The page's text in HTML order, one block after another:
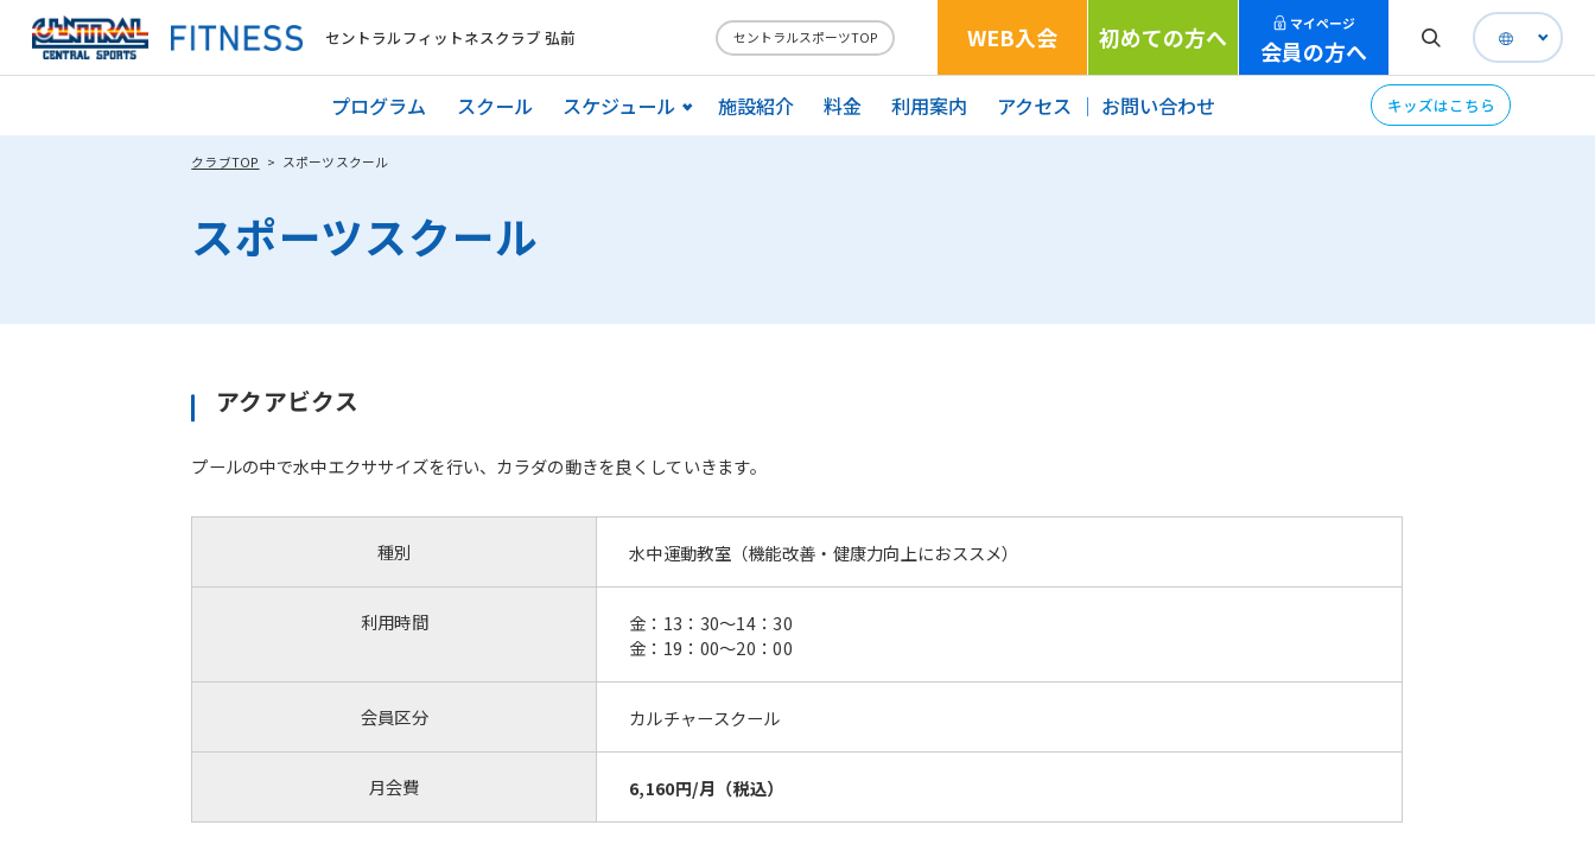
セントラルフィットネスクラブ 弘前 セントラルスポーツTOP WEB入会 初めての方へ マイページ
会員の方へ
プログラム スクール スケジュール 施設紹介 料金 利用案内 アクセス お問い合わせ キッズはこちら
クラブTOP スポーツスクール
スポーツスクール
アクアビクス
プールの中で水中エクササイズを行い、カラダの動きを良くしていきます。
種別 水中運動教室（機能改善・健康力向上におススメ）
利用時間
金：13：30〜14：30
金：19：00〜20：00
会員区分 カルチャースクール
月会費 6,160円/月（税込）